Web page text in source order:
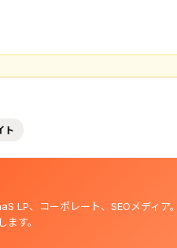
ト
LP、コーポレート、SEOメディア
ます。